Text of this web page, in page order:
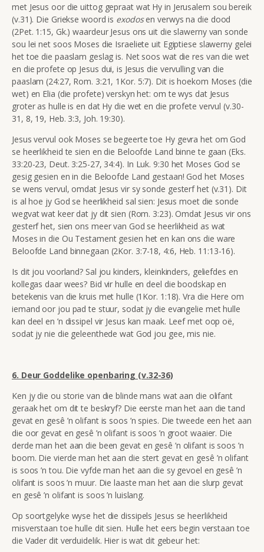
met Jesus oor die uittog gepraat wat Hy in Jerusalem sou bereik
(v.31). Die Griekse woord is exodosen verwys na die dood
(2Pet. 1:15, Gk.) waardeur Jesus ons uit die slawerny van sonde
sou lei net soos Moses die Israeliete uit Egiptiese slawerny gelei
het toe die paaslam geslag is. Net soos wat die res van die wet
en die profete op Jesus dui, is Jesus die vervulling van die
paaslam (24:27, Rom. 3:21, 1Kor. 5:7). Dit is hoekom Moses (die
wet) en Elia (die profete) verskyn het: om te wys dat Jesus
groter as hulle is en dat Hy die wet en die profete vervul (v.30-
31, 8, 19, Heb. 3:3, Joh. 19:30).
Jesus vervul ook Moses se begeerte toe Hy gevra het om God
se heerlikheid te sien en die Beloofde Land binne te gaan(Eks.
33:20-23, Deut. 3:25-27, 34:4). In Luk. 9:30 het Moses God se
gesig gesien en in die Beloofde Land gestaan! God het Moses
se wens vervul, omdat Jesus vir sy sonde gesterf het (v.31). Dit
is al hoe jy God se heerlikheid sal sien: Jesus moet die sonde
wegvat wat keer dat jy dit sien (Rom. 3:23). Omdat Jesus vir ons
gesterf het, sien ons meer van God se heerlikheid as wat
Moses in die Ou Testament gesien het en kan ons die ware
Beloofde Land binnegaan (2Kor. 3:7-18, 4:6, Heb. 11:13-16).
Is dit jou voorland? Sal jou kinders, kleinkinders, geliefdes en
kollegas daar wees? Bid vir hulle en deel die boodskap en
betekenis van die kruis met hulle (1Kor. 1:18). Vra die Here om
iemand oor jou pad te stuur, sodat jy die evangelie met hulle
kan deel en ’n dissipel vir Jesus kan maak. Leef met oop oë,
sodat jy nie die geleenthede wat God jou gee, mis nie.
6. Deur Goddelike openbaring (v.32-36)
Ken jy die ou storie van die blinde mans wat aan die olifant
geraak het om dit te beskryf? Die eerste man het aan die tand
gevat en gesê ’n olifant is soos ’n spies. Die tweede een het aan
die oor gevat en gesê ’n olifant is soos ’n groot waaier. Die
derde man het aan die been gevat en gesê ’n olifant is soos ’n
boom. Die vierde man het aan die stert gevat en gesê ’n olifant
is soos ’n tou. Die vyfde man het aan die sy gevoel en gesê ’n
olifant is soos ’n muur. Die laaste man het aan die slurp gevat
en gesê ’n olifant is soos ’n luislang.
Op soortgelyke wyse het die dissipels Jesus se heerlikheid
misverstaan toe hulle dit sien. Hulle het eers begin verstaan toe
die Vader dit verduidelik. Hier is wat dit gebeur het: